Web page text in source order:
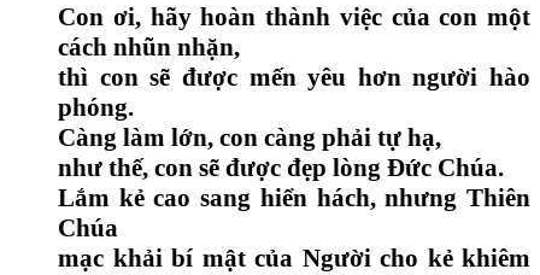
Con ơi, hãy hoàn thành việc của con một
cách nhũn nhặn,
thì con sẽ được mến yêu hơn người hào
phóng.
Càng làm lớn, con càng phải tự hạ,
như thế, con sẽ được đẹp lòng Đức Chúa.
Lắm kẻ cao sang hiển hách, nhưng Thiên
Chúa
mạc khải bí mật của Người cho kẻ khiêm